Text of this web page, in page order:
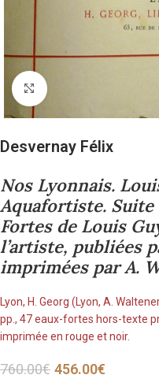
Cliquez pour agrandir
Desvernay Félix
Nos Lyonnais.
Aquafortiste.
Fortes de Louis
l’artiste, publiées
imprimées par A.
Lyon, H. Georg (Lyon, A.
pp., 47 eaux-fortes hors-texte
imprimée en rouge et noir.
760.00€ 456.00€